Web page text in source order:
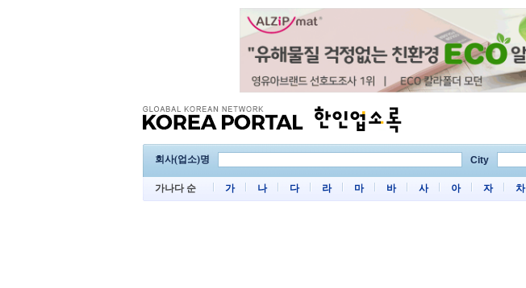
회사(업소)명 City
가나다 순 가 나 다 라 마 바 사 아 자 차